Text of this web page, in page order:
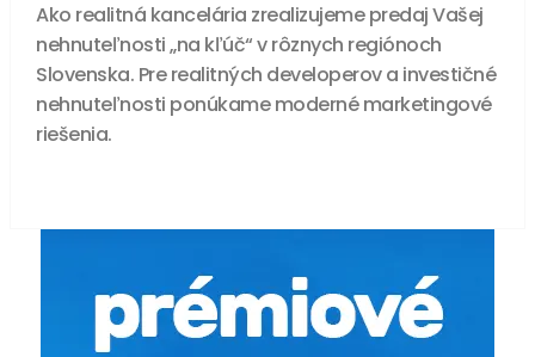
Ako realitná kancelária zrealizujeme predaj Vašej
nehnuteľnosti „na kľúč“ v rôznych regiónoch
Slovenska. Pre realitných developerov a investičné
nehnuteľnosti ponúkame moderné marketingové
riešenia.